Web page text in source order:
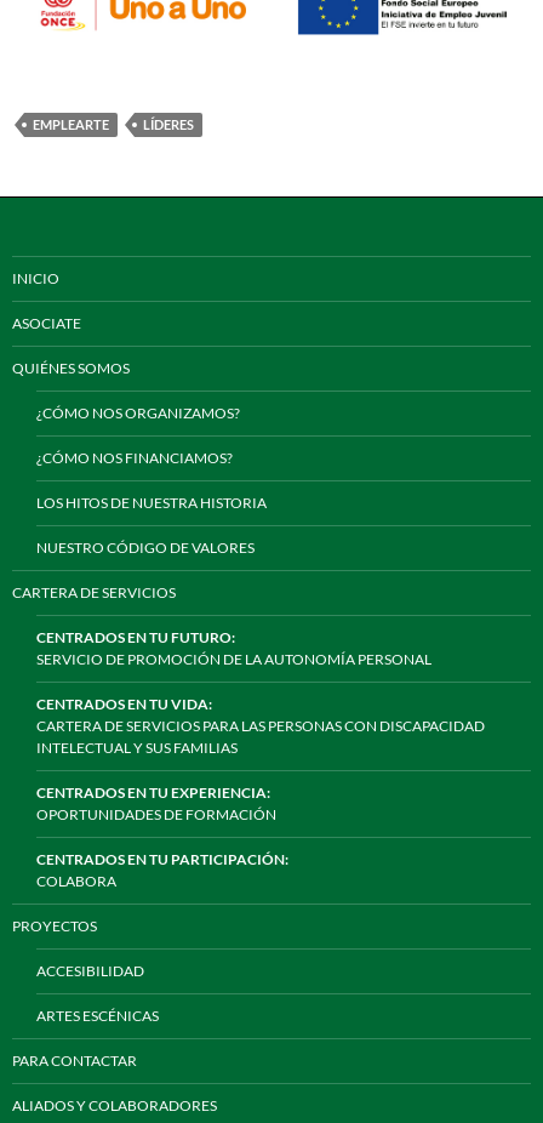
EMPLEARTE LÍDERES
INICIO
ASOCIATE
QUIÉNES SOMOS
¿CÓMO NOS ORGANIZAMOS?
¿CÓMO NOS FINANCIAMOS?
LOS HITOS DE NUESTRA HISTORIA
NUESTRO CÓDIGO DE VALORES
CARTERA DE SERVICIOS
CENTRADOS EN TU FUTURO:
SERVICIO DE PROMOCIÓN DE LA AUTONOMÍA PERSONAL
CENTRADOS EN TU VIDA:
CARTERA DE SERVICIOS PARA LAS PERSONAS CON DISCAPACIDAD
INTELECTUAL Y SUS FAMILIAS
CENTRADOS EN TU EXPERIENCIA:
OPORTUNIDADES DE FORMACIÓN
CENTRADOS EN TU PARTICIPACIÓN:
COLABORA
PROYECTOS
ACCESIBILIDAD
ARTES ESCÉNICAS
PARA CONTACTAR
ALIADOS Y COLABORADORES